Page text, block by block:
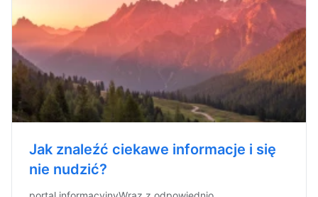
Jak znaleźć ciekawe informacje i się
nie nudzić?